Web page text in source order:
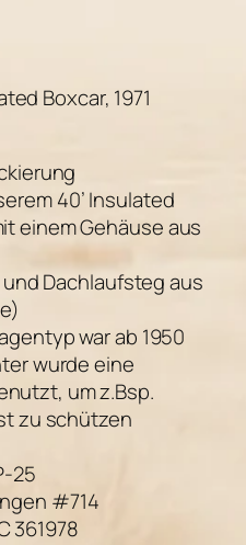
Boxcar, 1971
40’ Insulated
einem Gehäuse aus
Dachlaufsteg aus
war ab 1950
wurde eine
um z.Bsp.
zu schützen
25
#714
361978